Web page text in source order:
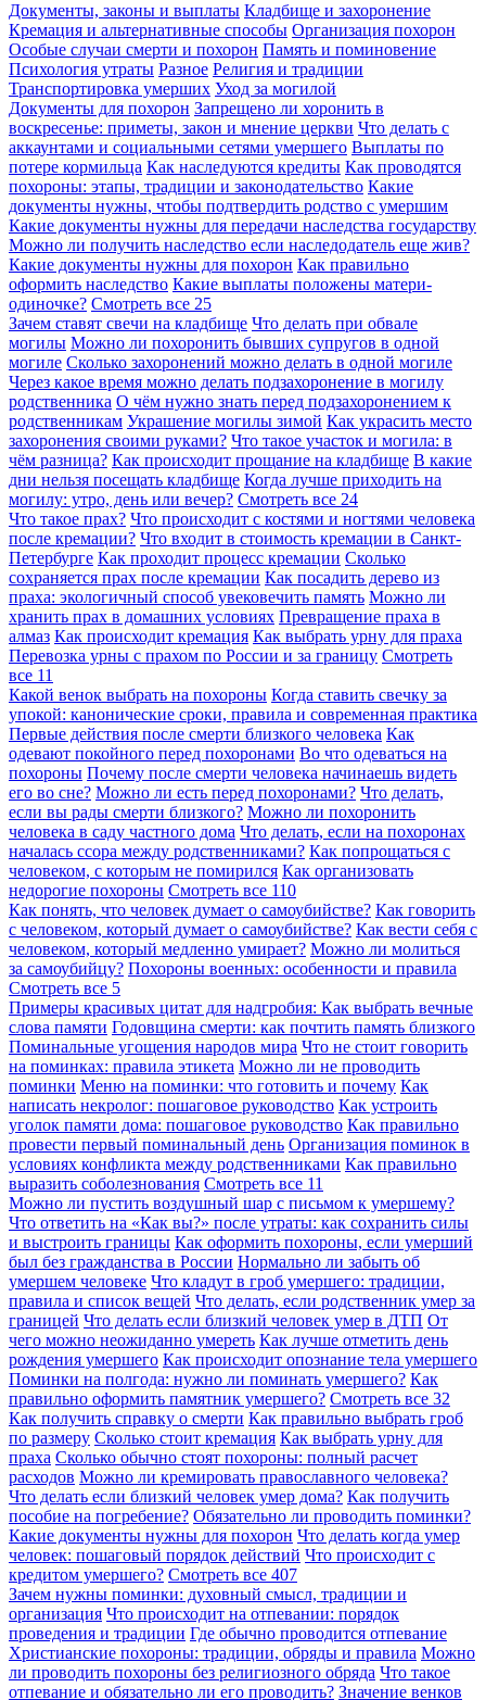
Документы, законы и выплаты Кладбище и захоронение
Кремация и альтернативные способы Организация похорон
Особые случаи смерти и похорон Память и поминовение
Психология утраты Разное Религия и традиции
Транспортировка умерших Уход за могилой
Документы для похорон Запрещено ли хоронить в
воскресенье: приметы, закон и мнение церкви Что делать с
аккаунтами и социальными сетями умершего Выплаты по
потере кормильца Как наследуются кредиты Как проводятся
похороны: этапы, традиции и законодательство Какие
документы нужны, чтобы подтвердить родство с умершим
Какие документы нужны для передачи наследства государству
Можно ли получить наследство если наследодатель еще жив?
Какие документы нужны для похорон Как правильно
оформить наследство Какие выплаты положены матери-
одиночке? Смотреть все 25
Зачем ставят свечи на кладбище Что делать при обвале
могилы Можно ли похоронить бывших супругов в одной
могиле Сколько захоронений можно делать в одной могиле
Через какое время можно делать подзахоронение в могилу
родственника О чём нужно знать перед подзахоронением к
родственникам Украшение могилы зимой Как украсить место
захоронения своими руками? Что такое участок и могила: в
чём разница? Как происходит прощание на кладбище В какие
дни нельзя посещать кладбище Когда лучше приходить на
могилу: утро, день или вечер? Смотреть все 24
Что такое прах? Что происходит с костями и ногтями человека
после кремации? Что входит в стоимость кремации в Санкт-
Петербурге Как проходит процесс кремации Сколько
сохраняется прах после кремации Как посадить дерево из
праха: экологичный способ увековечить память Можно ли
хранить прах в домашних условиях Превращение праха в
алмаз Как происходит кремация Как выбрать урну для праха
Перевозка урны с прахом по России и за границу Смотреть
все 11
Какой венок выбрать на похороны Когда ставить свечку за
упокой: канонические сроки, правила и современная практика
Первые действия после смерти близкого человека Как
одевают покойного перед похоронами Во что одеваться на
похороны Почему после смерти человека начинаешь видеть
его во сне? Можно ли есть перед похоронами? Что делать,
если вы рады смерти близкого? Можно ли похоронить
человека в саду частного дома Что делать, если на похоронах
началась ссора между родственниками? Как попрощаться с
человеком, с которым не помирился Как организовать
недорогие похороны Смотреть все 110
Как понять, что человек думает о самоубийстве? Как говорить
с человеком, который думает о самоубийстве? Как вести себя с
человеком, который медленно умирает? Можно ли молиться
за самоубийцу? Похороны военных: особенности и правила
Смотреть все 5
Примеры красивых цитат для надгробия: Как выбрать вечные
слова памяти Годовщина смерти: как почтить память близкого
Поминальные угощения народов мира Что не стоит говорить
на поминках: правила этикета Можно ли не проводить
поминки Меню на поминки: что готовить и почему Как
написать некролог: пошаговое руководство Как устроить
уголок памяти дома: пошаговое руководство Как правильно
провести первый поминальный день Организация поминок в
условиях конфликта между родственниками Как правильно
выразить соболезнования Смотреть все 11
Можно ли пустить воздушный шар с письмом к умершему?
Что ответить на «Как вы?» после утраты: как сохранить силы
и выстроить границы Как оформить похороны, если умерший
был без гражданства в России Нормально ли забыть об
умершем человеке Что кладут в гроб умершего: традиции,
правила и список вещей Что делать, если родственник умер за
границей Что делать если близкий человек умер в ДТП От
чего можно неожиданно умереть Как лучше отметить день
рождения умершего Как происходит опознание тела умершего
Поминки на полгода: нужно ли поминать умершего? Как
правильно оформить памятник умершего? Смотреть все 32
Как получить справку о смерти Как правильно выбрать гроб
по размеру Сколько стоит кремация Как выбрать урну для
праха Сколько обычно стоят похороны: полный расчет
расходов Можно ли кремировать православного человека?
Что делать если близкий человек умер дома? Как получить
пособие на погребение? Обязательно ли проводить поминки?
Какие документы нужны для похорон Что делать когда умер
человек: пошаговый порядок действий Что происходит с
кредитом умершего? Смотреть все 407
Зачем нужны поминки: духовный смысл, традиции и
организация Что происходит на отпевании: порядок
проведения и традиции Где обычно проводится отпевание
Христианские похороны: традиции, обряды и правила Можно
ли проводить похороны без религиозного обряда Что такое
отпевание и обязательно ли его проводить? Значение венков